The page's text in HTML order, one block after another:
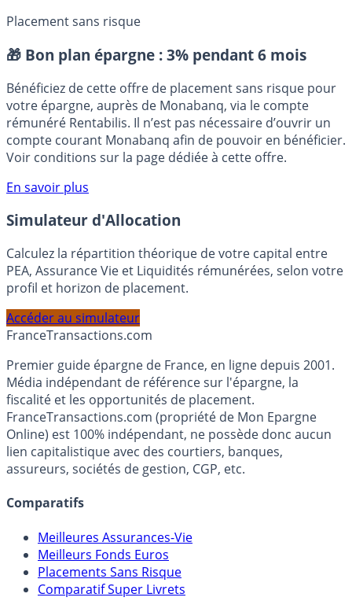
Placement sans risque
🎁 Bon plan épargne : 3% pendant 6 mois
Bénéficiez de cette offre de placement sans risque pour
votre épargne, auprès de Monabanq, via le compte
rémunéré Rentabilis. Il n’est pas nécessaire d’ouvrir un
compte courant Monabanq afin de pouvoir en bénéficier.
Voir conditions sur la page dédiée à cette offre.
En savoir plus
Simulateur d'Allocation
Calculez la répartition théorique de votre capital entre
profil et horizon de placement.
FranceTransactions.com
Premier guide épargne de France, en ligne depuis 2001.
Média indépendant de référence sur l'épargne, la
fiscalité et les opportunités de placement.
FranceTransactions.com (propriété de Mon Epargne
Online) est 100% indépendant, ne possède donc aucun
assureurs, sociétés de gestion, CGP, etc.
Comparatifs
Meilleures Assurances-Vie
Meilleurs Fonds Euros